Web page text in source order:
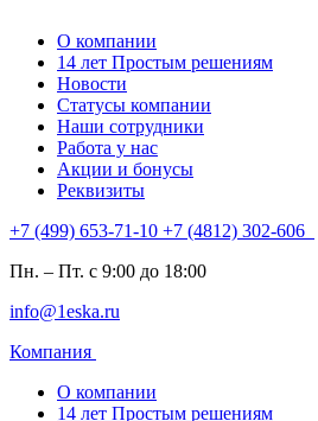
О компании
14 лет Простым решениям
Новости
Статусы компании
Наши сотрудники
Работа у нас
Акции и бонусы
Реквизиты
+7 (499) 653-71-10 +7 (4812) 302-606
Пн. – Пт. с 9:00 до 18:00
info@1eska.ru
Компания
О компании
14 лет Простым решениям